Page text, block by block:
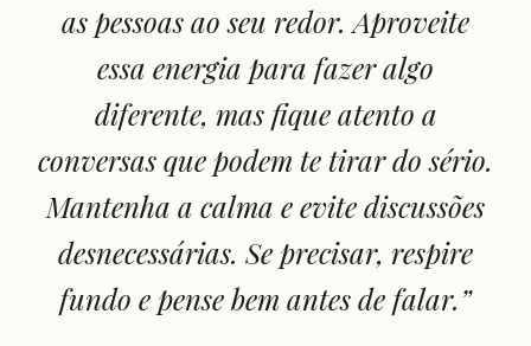
as pessoas ao seu redor. Aproveite
essa energia para fazer algo
diferente, mas fique atento a
conversas que podem te tirar do sério.
Mantenha a calma e evite discussões
desnecessárias. Se precisar, respire
fundo e pense bem antes de falar.”